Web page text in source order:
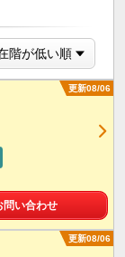
更新08/06
問い合わせ
更新08/06